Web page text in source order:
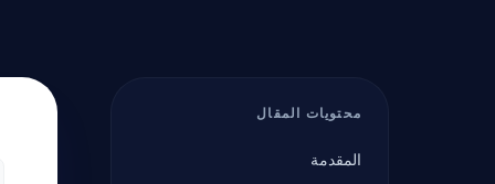
محتويات المقال
المقدمة